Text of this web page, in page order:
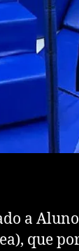
a
que